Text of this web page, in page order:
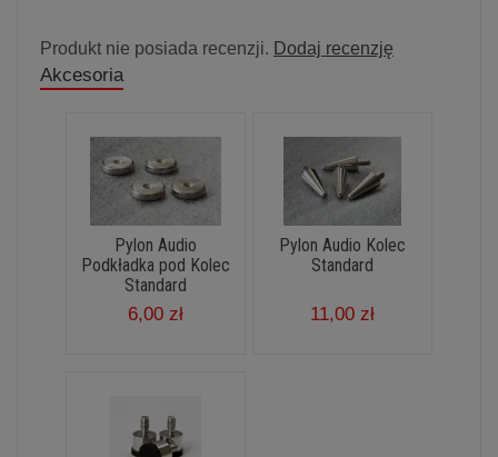
Produkt nie posiada recenzji. Dodaj recenzję
Akcesoria
Pylon Audio
Podkładka pod Kolec
Standard
6,00 zł
Pylon Audio Kolec
Standard
11,00 zł